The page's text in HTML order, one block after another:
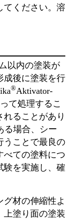
てください。溶
以内の塗装が
成後に塗装を行
®Aktivator-
て処理するこ
れることがあり
る場合、シー
うことで最良の
べての塗料につ
験を実施し、確
材の伸縮性よ
上塗り面の塗装